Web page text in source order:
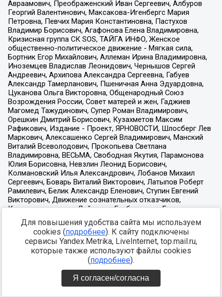
Для повышения удобства сайта мы используем
cookies (подробнее). К сайту подключены
сервисы Yandex.Metrika, LiveInternet, top.mail.ru,
которые также используют файлы cookies
(подробнее).
Я согласен/согласна